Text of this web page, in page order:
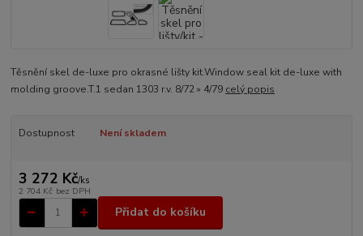
Těsnění skel de-luxe pro okrasné lišty kit.Window seal kit de-luxe with
molding groove.T.1 sedan 1303 r.v. 8/72 » 4/79 celý popis
Dostupnost Není skladem
3 272 Kč/ks
2 704 Kč bez DPH
Přidat do košíku